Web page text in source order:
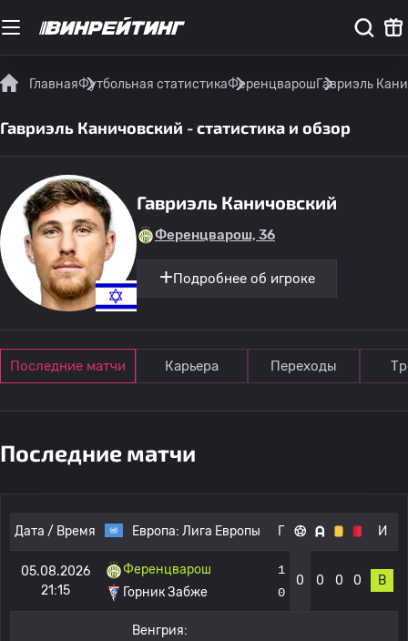
ГлавнаяФутбольная статистикаФеренцварошГавриэль
Гавриэль Каничовский - статистика и обзор
Гавриэль Каничовский
Ференцварош, 36
Подробнее об игроке
Последние матчи Карьера Переходы
Последние матчи
Дата / Время Европа: Лига Европы Г И
05.08.2026
21:15
Ференцварош
Горник Забже
1
0
0 0 0 0 В
Венгрия: